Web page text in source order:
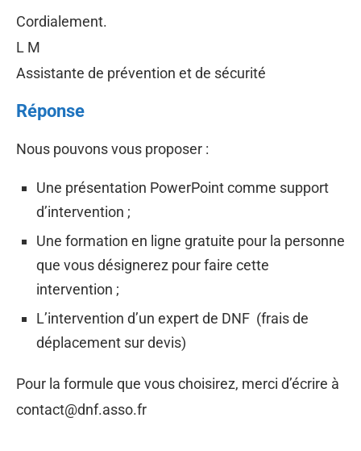
Cordialement.
L M
Assistante de prévention et de sécurité
Réponse
Nous pouvons vous proposer :
Une présentation PowerPoint comme support
d’intervention ;
Une formation en ligne gratuite pour la personne
que vous désignerez pour faire cette
intervention ;
L’intervention d’un expert de DNF (frais de
déplacement sur devis)
Pour la formule que vous choisirez, merci d’écrire à
contact@dnf.asso.fr